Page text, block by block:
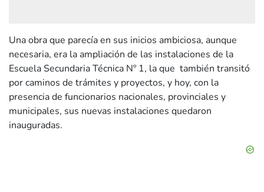
Una obra que parecía en sus inicios ambiciosa, aunque
necesaria, era la ampliación de las instalaciones de la
Escuela Secundaria Técnica Nº 1, la que también transitó
por caminos de trámites y proyectos, y hoy, con la
presencia de funcionarios nacionales, provinciales y
municipales, sus nuevas instalaciones quedaron
inauguradas.